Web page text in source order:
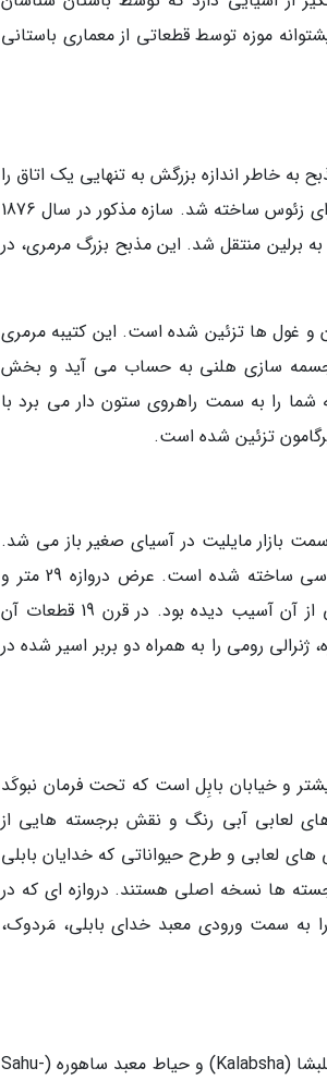
رم کشف شدند. پشتوانه موزه توسط قطعاتی از معماری باستانی
180 قبل از میلاد است. این مذبح به خاطر اندازه بزرگش به تنهایی یک اتاق را
اشغال می نماید. مذبح نامبرده در پرگامون آسیای صغیر به عنوان قربانگاهی برای زئوس ساخته شد. سازه مذکور در سال 1876
توسط باستان شناسی به نام کارل اومان (Carl Humann) کشف و در سال 1903 به برلین منتقل شد. این مذبح بزرگ مرمری، در
از جنگ خدایان و غول ها تزئین شده است. این کتیبه مرمری
مجسمه سازی هلنی به حساب می آید و بخش
شما را به سمت راهروی ستون دار می برد با
بازار مایلیت در آسیای صغیر باز می شد.
این دروازه در سده دوم میلادی و به سبک سر در ورودی تئاتر با سه طاق قوسی ساخته شده است. عرض دروازه 29 متر و
ارتفاع آن 17 متر بوده و در قرون وسطی به علت وقوع یک زلزله بخش هایی از آن آسیب دیده بود. در قرن 19 قطعات آن
رومی را به همراه دو بربر اسیر شده در
و خیابان بابِل است که تحت فرمان نبوکَد
کاشی های لعابی آبی رنگ و نقش برجسته هایی از
داشته و آن هم با کاشی های لعابی و طرح حیواناتی که خدایان بابلی
ها نسخه اصلی هستند. دروازه ای که در
را به سمت ورودی معبد خدای بابلی، مَردوک،
جناح چهارم موزه پرگامون در آینده محل نگهداری معماری مصری مانند دروازه کلبشا (Kalabsha) و حیاط معبد ساهوره (Sahu-